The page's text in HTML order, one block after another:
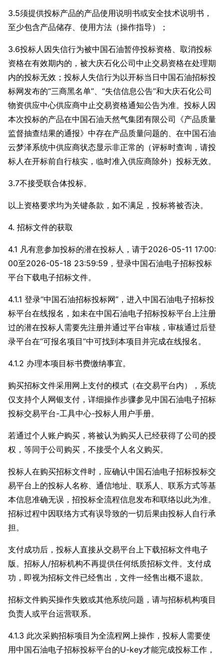
3.5须提供投标产品的产品使用说明书或安全技术说明书，
至少包含产品储存、使用方法（操作指导）；
3.6投标人因失信行为被中国石油暂停投标资格、取消投标
资格在有效期内的，被大庆石化公司中止交易资格在处理期
内的投标无效；投标人失信行为以开标当日中国石油招标投
标网发布的“三商黑名单”、“失信信息公告”和大庆石化公司
物资供应中心供应商中止交易资格通知公告为准。投标人因
本次投标的产品在中国石油天然气集团有限公司《产品质量
监督抽查结果的通报》中存在产品质量问题的、在中国石油
云梦泽系统中供应商状态显示非正常的（评标时查询，请投
标人在开标前自行核实，临时准入供应商除外）投标无效。
3.7不接受联合体投标。
以上资格要求均为关键条款，如不满足，投标将被否决。
4. 招标文件的获取
4.1 凡有意参加投标的潜在投标人，请于2026-05-11 17:00:
00至2026-05-18 23:59:59，登录中国石油电子招标投标
平台下载电子招标文件。
4.1.1 登录“中国石油招标投标网”，进入中国石油电子招标投
标平台在线报名，如未在中国石油电子招标投标平台上注册
过的潜在投标人需要先注册并通过平台审核，审核通过后登
录平台在“可报名项目”中可找到本项目并完成在线报名。
4.1.2 办理本项目标书费缴纳事宜。
购买招标文件采用网上支付的模式（在交易平台内），系统
仅支持个人网银支付，详细操作步骤参见中国石油电子招标
投标交易平台-工具中心-投标人用户手册。
若通过个人账户购买，将被认为购买人已经获得了公司的授
权，等同于公司购买，不接受个人名义购买。
投标人在购买招标文件时，应确认中国石油电子招标投标交
易平台上的投标人名称、通信地址、联系人、联系方式等基
本信息准确无误，招投标全流程信息发布和联络以此为准。
招标过程中因联络方式有误导致的一切后果由投标人自行承
担。
支付成功后，投标人直接从交易平台上下载招标文件电子
版。招标人/招标机构不再提供任何纸质招标文件。支付成
功，即视为招标文件已经售出，文件一经售出概不退款。
招标文件购买操作失败或其他系统问题，请与招标机构项目
负责人或平台运营联系。
4.1.3 此次采购招标项目为全流程网上操作，投标人需要使
用中国石油电子招标投标平台的U-key才能完成投标工作，